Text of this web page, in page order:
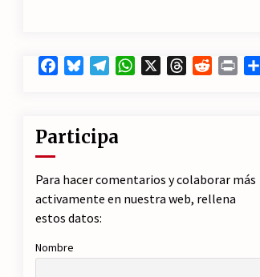
FacebookBlueskyTelegramWhatsApp ThreadsReddit Print
Participa
Para hacer comentarios y colaborar más
activamente en nuestra web, rellena
estos datos:
Nombre